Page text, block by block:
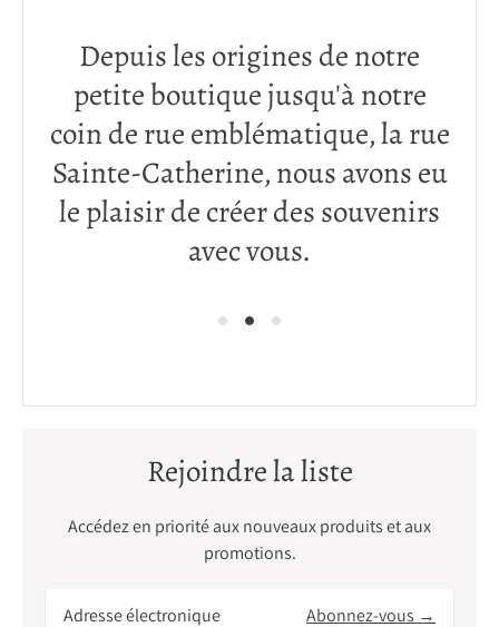
Depuis les origines de notre
petite boutique jusqu'à notre
coin de rue emblématique, la rue
Sainte-Catherine, nous avons eu
le plaisir de créer des souvenirs
avec vous.
Nous sommes heureux de
représenter certaines des
marques de montres les plus
prestigieuses au monde.
Accédez en priorité aux nouveaux produits et aux
promotions.